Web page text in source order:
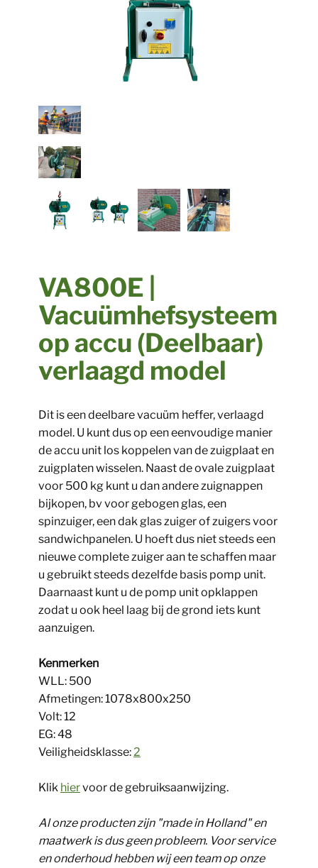
VA800E |
Vacuümhefsysteem
op accu (Deelbaar)
verlaagd model
Dit is een deelbare vacuüm heffer, verlaagd
model. U kunt dus op een eenvoudige manier
de accu unit los koppelen van de zuigplaat en
zuigplaten wisselen. Naast de ovale zuigplaat
voor 500 kg kunt u dan andere zuignappen
bijkopen, bv voor gebogen glas, een
spinzuiger, een dak glas zuiger of zuigers voor
sandwichpanelen. U hoeft dus niet steeds een
nieuwe complete zuiger aan te schaffen maar
u gebruikt steeds dezelfde basis pomp unit.
Daarnaast kunt u de pomp unit opklappen
zodat u ook heel laag bij de grond iets kunt
aanzuigen.
Kenmerken
WLL: 500
Afmetingen: 1078x800x250
Volt: 12
EG: 48
Veiligheidsklasse:2
Klik hiervoor de gebruiksaanwijzing.
Al onze producten zijn "made in Holland" en
maatwerk is dus geen probleem. Voor service
en onderhoud hebben wij een team op onze